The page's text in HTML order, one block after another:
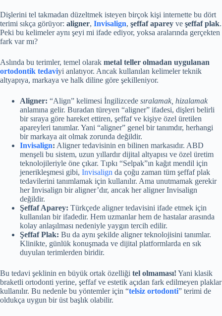
Dişlerini tel takmadan düzeltmek isteyen birçok kişi internette bu dört
terimi sıkça görüyor: aligner, Invisalign, şeffaf aparey ve şeffaf plak.
Peki bu kelimeler aynı şeyi mi ifade ediyor, yoksa aralarında gerçekten
fark var mı?
Aslında bu terimler, temel olarak metal teller olmadan uygulanan
ortodontik tedaviyi anlatıyor. Ancak kullanılan kelimeler teknik
altyapıya, markaya ve halk diline göre şekilleniyor.
Aligner: “Align” kelimesi İngilizcede sıralamak, hizalamak
anlamına gelir. Buradan türeyen “aligner” ifadesi, dişleri belirli
bir sıraya göre hareket ettiren, şeffaf ve kişiye özel üretilen
apareyleri tanımlar. Yani “aligner” genel bir tanımdır, herhangi
bir markaya ait olmak zorunda değildir.
Invisalign: Aligner tedavisinin en bilinen markasıdır. ABD
menşeli bu sistem, uzun yıllardır dijital altyapısı ve özel üretim
teknolojileriyle öne çıkar. Tıpkı “Selpak”ın kağıt mendil için
jenerikleşmesi gibi, Invisalign da çoğu zaman tüm şeffaf plak
tedavilerini tanımlamak için kullanılır. Ama unutmamak gerekir
her Invisalign bir aligner’dır, ancak her aligner Invisalign
değildir.
Şeffaf Aparey: Türkçede aligner tedavisini ifade etmek için
kullanılan bir ifadedir. Hem uzmanlar hem de hastalar arasında
kolay anlaşılması nedeniyle yaygın tercih edilir.
Şeffaf Plak: Bu da aynı şekilde aligner teknolojisini tanımlar.
Klinikte, günlük konuşmada ve dijital platformlarda en sık
duyulan terimlerden biridir.
Bu tedavi şeklinin en büyük ortak özelliği tel olmaması! Yani klasik
braketli ortodonti yerine, şeffaf ve estetik açıdan fark edilmeyen plaklar
kullanılır. Bu nedenle bu yöntemler için “telsiz ortodonti” terimi de
oldukça uygun bir üst başlık olabilir.